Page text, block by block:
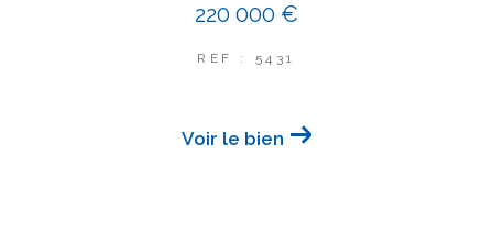
220 000 €
REF : 5431
Voir le bien